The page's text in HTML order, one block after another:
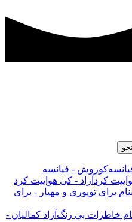
کوروش - فیانسه
آراد - کی هواییت کرد
پوری و مهیار - برای
آزاد کمالیان -